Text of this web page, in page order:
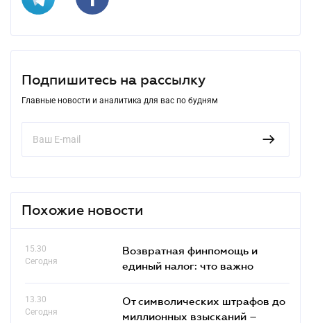
Подпишитесь на рассылку
Главные новости и аналитика для вас по будням
Похожие новости
15.30
Сегодня
Возвратная финпомощь и
единый налог: что важно
13.30
Сегодня
От символических штрафов до
миллионных взысканий –